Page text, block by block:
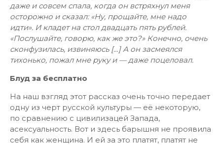
даже и совсем спала, когда он встряхнул меня
осторожно и сказал: «Ну, прощайте, мне надо
идти». И кладет на стол двадцать пять рублей.
«Послушайте, говорю, как же это?» Конечно, очень
сконфузилась, извиняюсь […] А он засмеялся
тихонько, пожал мне руку и — даже поцеловал.
Блуд за бесплатно
На наш взгляд этот рассказ очень точно передает
одну из черт русской культуры — её некоторую,
по сравнению с цивилизацей Запада,
асексуальность. Вот и здесь барышня не проявила
себя как женщина. И ей за это платят, платят не